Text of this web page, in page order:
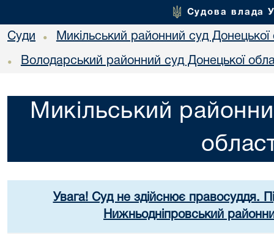
Судова влада
Суди • Микільський районний суд Донецької
• Володарський районний суд Донецької
Микільський
Увага! Суд не здійснює правосуддя.
Нижньодніпровський